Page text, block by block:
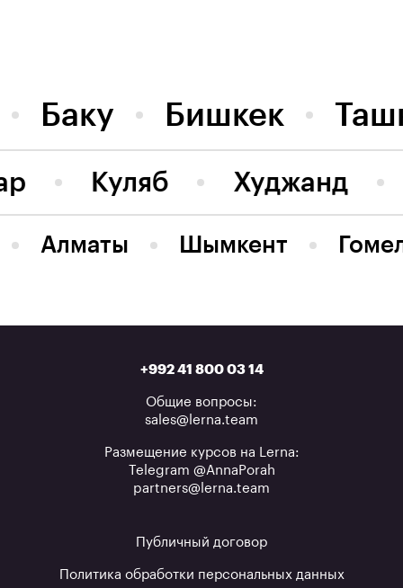
Баку Бишкек
Худжанд
Куляб
Алматы Шымкент
+992 41 800 03 14
Общие вопросы:
sales@lerna.team
Размещение курсов на Lerna:
Telegram @AnnaPorah
partners@lerna.team
Публичный договор
Политика обработки персональных данных